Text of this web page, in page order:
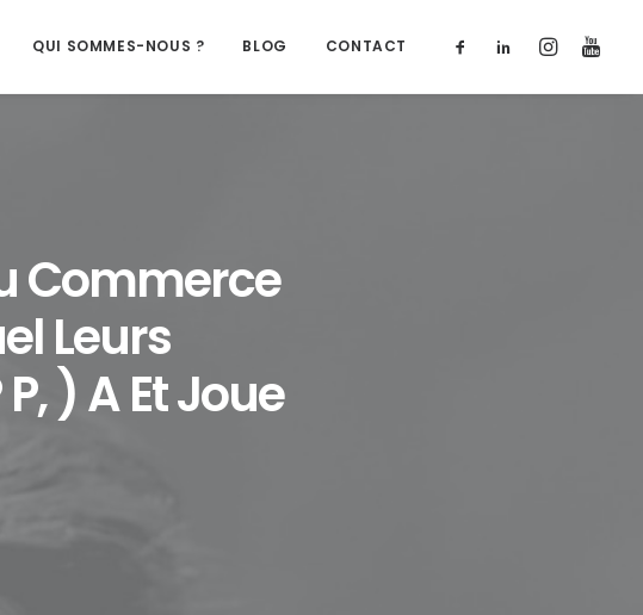
QUI SOMMES-NOUS ? BLOG CONTACT
Commerce
Leurs
) A Et Joue